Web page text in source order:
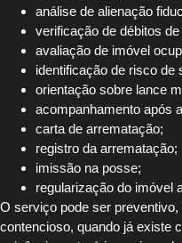
análise de alienação
verificação de débitos
avaliação de imóvel
identificação de risco de
orientação sobre lance
acompanhamento após
carta de arrematação;
registro da arrematação;
imissão na posse;
regularização do imóvel
O serviço pode ser
contencioso, quando já existe